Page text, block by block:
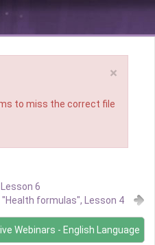
×
to miss the correct file
6
"Health formulas", Lesson 4
Webinars - English Language